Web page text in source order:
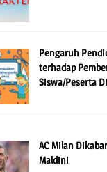
Pengaruh
terhadap
Siswa/Peserta
AC Milan
Maldini